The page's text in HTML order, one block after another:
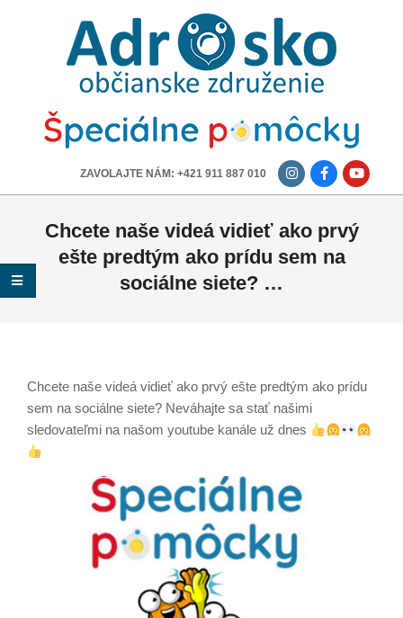
ADROSKO
OBČIANSKE
ZDRUŽENIE
ZAVOLAJTE NÁM: +421 911 887 010
Chcete naše videá vidieť ako prvý
ešte predtým ako prídu sem na
sociálne siete? …
Chcete naše videá vidieť ako prvý ešte predtým ako prídu
sem na sociálne siete? Neváhajte sa stať našimi
sledovateľmi na našom youtube kanále už dnes